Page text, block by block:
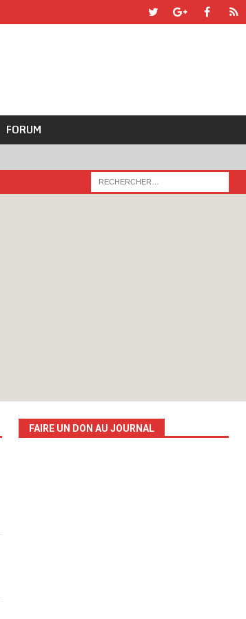
FORUM
FAIRE UN DON AU JOURNAL